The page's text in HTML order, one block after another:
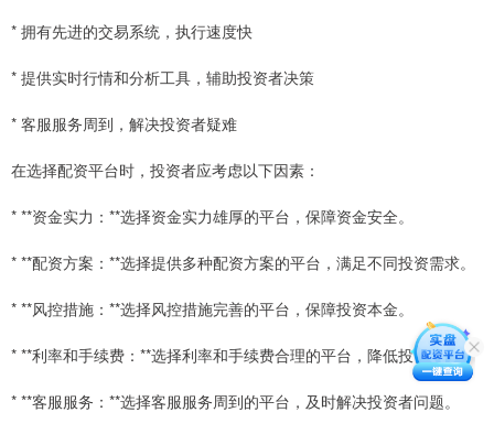
* 拥有先进的交易系统，执行速度快
* 提供实时行情和分析工具，辅助投资者决策
* 客服服务周到，解决投资者疑难
在选择配资平台时，投资者应考虑以下因素：
* **资金实力：**选择资金实力雄厚的平台，保障资金安全。
* **配资方案：**选择提供多种配资方案的平台，满足不同投资需求。
* **风控措施：**选择风控措施完善的平台，保障投资本金。
* **利率和手续费：**选择利率和手续费合理的平台，降低投资成本。
* **客服服务：**选择客服服务周到的平台，及时解决投资者问题。